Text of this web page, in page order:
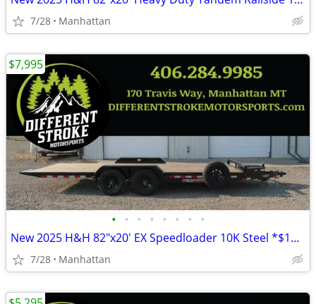
7/28 Manhattan
• • • • • • • •
New 2025 H&H 82"x20' EX Speedloader 10K Steel *$157/Month OAC $0 Down*
7/28 Manhattan
$7,995